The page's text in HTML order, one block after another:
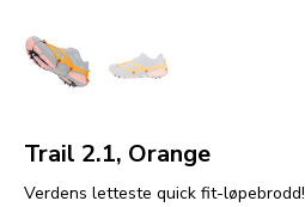
Trail 2.1, Orange
Verdens letteste quick fit-løpebrodd!